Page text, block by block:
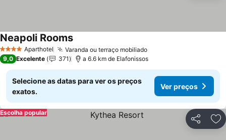
4 EstrelasAparthotel Varanda ou terraço mobiliadoVer preços
Neapoli RoomsVer preços
9,0 Excelente 371 a 6.6 km de Elafonissos
Selecione as datas para ver os preços
exatos.
Ver preços
Partilhar
Escolha popular